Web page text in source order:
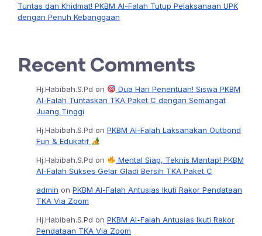
Tuntas dan Khidmat! PKBM Al-Falah Tutup Pelaksanaan UPK
dengan Penuh Kebanggaan
Recent Comments
Hj.Habibah.S.Pd on
Dua Hari Penentuan! Siswa PKBM
Al-Falah Tuntaskan TKA Paket C dengan Semangat
Juang Tinggi
Hj.Habibah.S.Pd on PKBM Al-Falah Laksanakan Outbond
Fun & Edukatif
Hj.Habibah.S.Pd on
Mental Siap, Teknis Mantap! PKBM
Al-Falah Sukses Gelar Gladi Bersih TKA Paket C
admin on PKBM Al-Falah Antusias Ikuti Rakor Pendataan
TKA Via Zoom
Hj.Habibah.S.Pd on PKBM Al-Falah Antusias Ikuti Rakor
Pendataan TKA Via Zoom